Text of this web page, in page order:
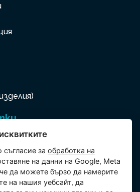
на бисквитки
на личните и други
съгласие заобработка на
на данни на Google, Meta
да можете бързо да намерите
на нашия уебсайт, да